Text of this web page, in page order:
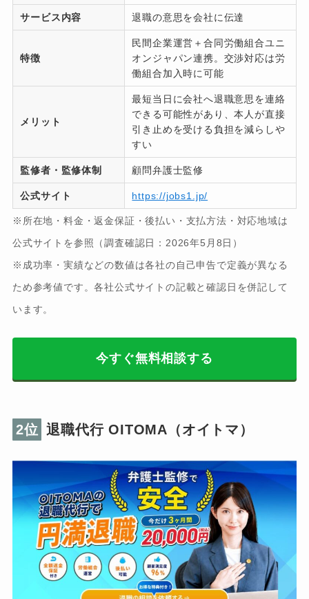
サービス内容 退職の意思を会社に伝達
特徴
民間企業運営＋合同労働組合ユニ
オンジャパン連携。交渉対応は労
働組合加入時に可能
メリット
最短当日に会社へ退職意思を連絡
できる可能性があり、本人が直接
引き止めを受ける負担を減らしや
すい
監修者・監修体制 顧問弁護士監修
公式サイト https://jobs1.jp/
※所在地・料金・返金保証・後払い・支払方法・対応地域は
公式サイトを参照（調査確認日：2026年5月8日）
※成功率・実績などの数値は各社の自己申告で定義が異なる
ため参考値です。各社公式サイトの記載と確認日を併記して
います。
今すぐ無料相談する
2位 退職代行 OITOMA（オイトマ）